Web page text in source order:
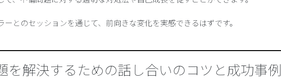
とのセッションを通じて、前向きな変化を実感できるはずです。
を解決するための話し合いのコツと成功事例